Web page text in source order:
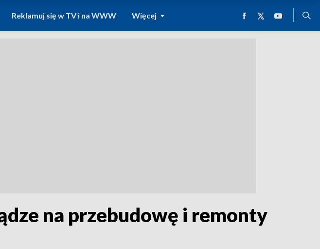
Reklamuj się w TV i na WWW Więcej
na przebudowę i remonty